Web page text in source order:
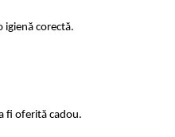
igienă corectă.
fi oferită cadou.